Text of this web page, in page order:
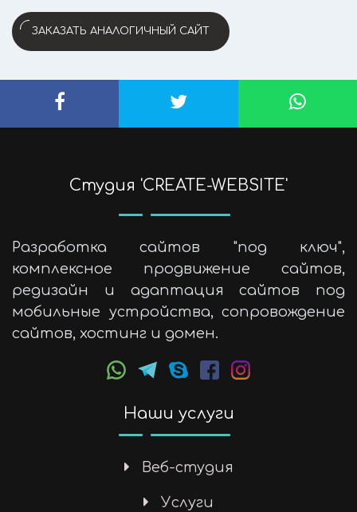
ЗАКАЗАТЬ АНАЛОГИЧНЫЙ САЙТ
Cтудия 'CREATE-WEBSITE'
Разработка сайтов "под ключ",
комплексное продвижение сайтов,
редизайн и адаптация сайтов под
мобильные устройства, сопровождение
сайтов, хостинг и домен.
Наши услуги
Веб-студия
Услуги